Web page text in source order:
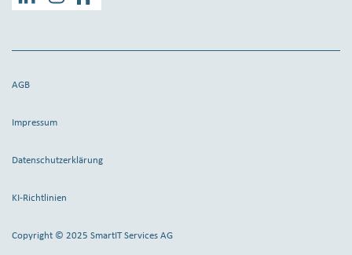
LinkedInInstagramKununu
AGB
Impressum
Datenschutzerklärung
KI-Richtlinien
Copyright © 2025 SmartIT Services AG